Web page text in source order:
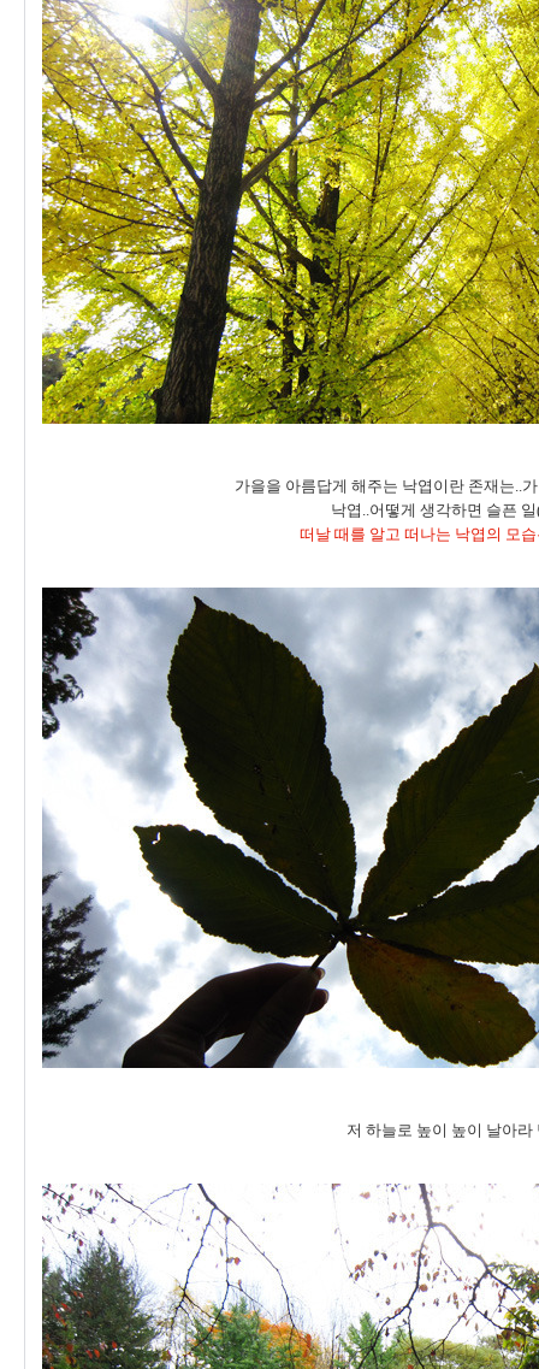
가을을 아름답게 해주는 낙엽이란 존재는..
낙엽..어떻게 생각하면 슬픈
떠날 때를 알고 떠나는 낙엽의 모
저 하늘로 높이 높이 날아라